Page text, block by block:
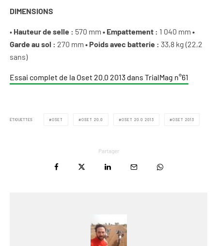
DIMENSIONS
• Hauteur de selle : 570 mm • Empattement : 1 040 mm •
Garde au sol : 270 mm • Poids avec batterie : 33,8 kg (22,2
sans)
Essai complet de la Oset 20.0 2013 dans TrialMag n°61
ÉTIQUETTES OSET OSET 20.0 OSET 20.0 2013 OSET 2013
Partager